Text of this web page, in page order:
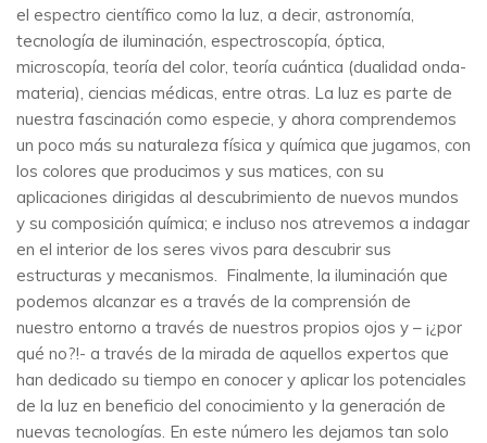
el espectro científico como la luz, a decir, astronomía,
tecnología de iluminación, espectroscopía, óptica,
microscopía, teoría del color, teoría cuántica (dualidad onda-
materia), ciencias médicas, entre otras. La luz es parte de
nuestra fascinación como especie, y ahora comprendemos
un poco más su naturaleza física y química que jugamos, con
los colores que producimos y sus matices, con su
aplicaciones dirigidas al descubrimiento de nuevos mundos
y su composición química; e incluso nos atrevemos a indagar
en el interior de los seres vivos para descubrir sus
estructuras y mecanismos. Finalmente, la iluminación que
podemos alcanzar es a través de la comprensión de
nuestro entorno a través de nuestros propios ojos y – ¡¿por
qué no?!- a través de la mirada de aquellos expertos que
han dedicado su tiempo en conocer y aplicar los potenciales
de la luz en beneficio del conocimiento y la generación de
nuevas tecnologías. En este número les dejamos tan solo